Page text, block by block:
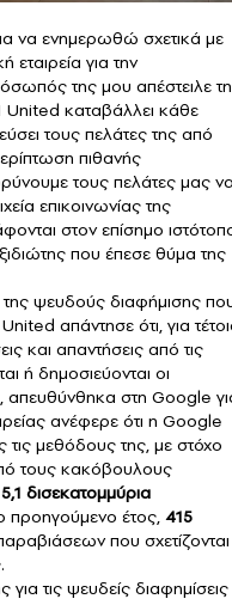
να ενημερωθώ σχετικά με
για την
της μου απέστειλε
καταβάλλει κάθε
τους πελάτες της από
πιθανής
τους πελάτες μας
επικοινωνίας της
στον επίσημο
που έπεσε θύμα της
ψευδούς διαφήμισης
απάντησε ότι, για
και απαντήσεις από τις
ή δημοσιεύονται οι
απευθύνθηκα στη Google
ανέφερε ότι η Google
τις μεθόδους της, με στόχο
τους κακόβουλους
5,1 δισεκατομμύρια
προηγούμενο έτος, 415
που σχετίζονται
για τις ψευδείς διαφημίσεις